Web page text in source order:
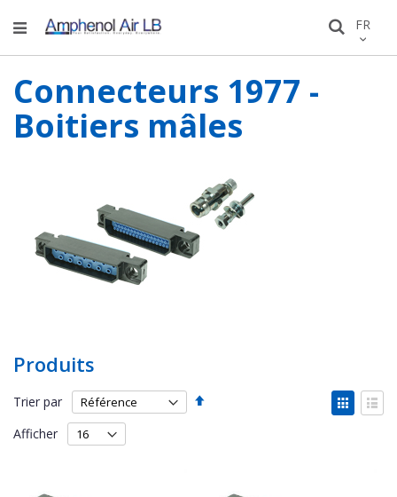
Allez
au
FR
Connecteurs 1977 -
Boitiers mâles
Produits
Trier par
Par
en
Afficher